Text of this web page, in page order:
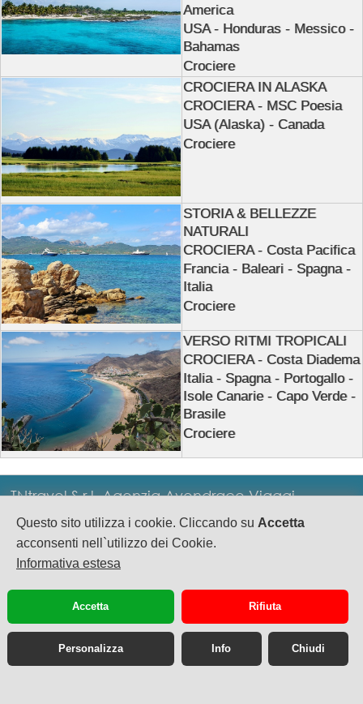
Questo sito utilizza i cookie. Cliccando su Accetta
acconsenti nell`utilizzo dei Cookie.
Informativa estesa
Accetta Rifiuta
Personalizza Info Chiudi
America
USA - Honduras - Messico -
Bahamas
Crociere
CROCIERA IN ALASKA
CROCIERA - MSC Poesia
USA (Alaska) - Canada
Crociere
STORIA & BELLEZZE
NATURALI
CROCIERA - Costa Pacifica
Francia - Baleari - Spagna -
Italia
Crociere
VERSO RITMI TROPICALI
CROCIERA - Costa Diadema
Italia - Spagna - Portogallo -
Isole Canarie - Capo Verde -
Brasile
Crociere
TNtravel S.r.l. Agenzia Avendrace Viaggi
P.IVA: IT02793620929 - Via M.Sabotino 10/C
Cagliari - Tel. 0039.070.2086124 -
info@tntravel.net
privacy cookie